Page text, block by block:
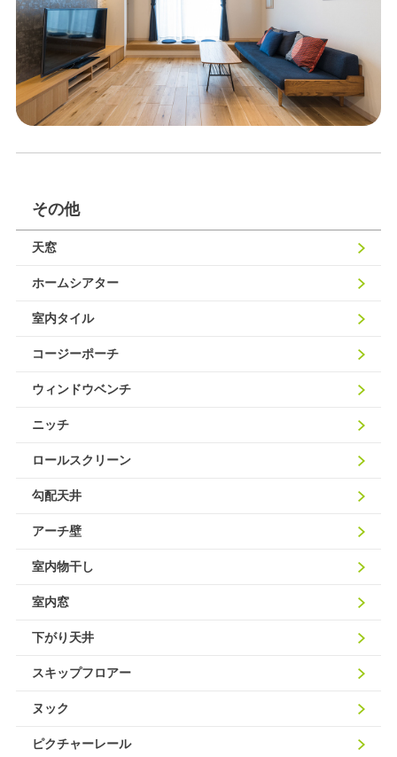
その他
天窓
ホームシアター
室内タイル
コージーポーチ
ウィンドウベンチ
ニッチ
ロールスクリーン
勾配天井
アーチ壁
室内物干し
室内窓
下がり天井
スキップフロアー
ヌック
ピクチャーレール